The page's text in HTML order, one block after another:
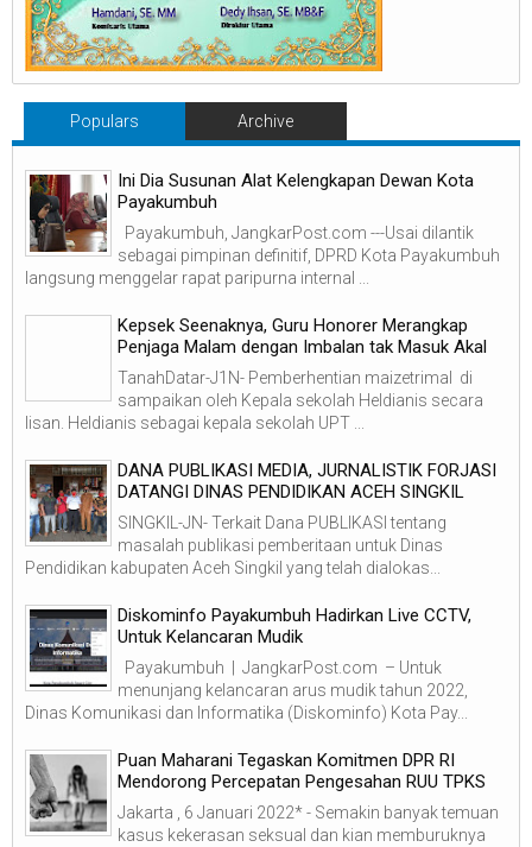
Populars Archive
Ini Dia Susunan Alat Kelengkapan Dewan Kota
Payakumbuh
Payakumbuh, JangkarPost.com ---Usai dilantik
sebagai pimpinan definitif, DPRD Kota Payakumbuh
langsung menggelar rapat paripurna internal ...
Kepsek Seenaknya, Guru Honorer Merangkap
Penjaga Malam dengan Imbalan tak Masuk Akal
TanahDatar-J1N- Pemberhentian maizetrimal di
sampaikan oleh Kepala sekolah Heldianis secara
lisan. Heldianis sebagai kepala sekolah UPT ...
DANA PUBLIKASI MEDIA, JURNALISTIK FORJASI
DATANGI DINAS PENDIDIKAN ACEH SINGKIL
SINGKIL-JN- Terkait Dana PUBLIKASI tentang
masalah publikasi pemberitaan untuk Dinas
Pendidikan kabupaten Aceh Singkil yang telah dialokas...
Diskominfo Payakumbuh Hadirkan Live CCTV,
Untuk Kelancaran Mudik
Payakumbuh | JangkarPost.com – Untuk
menunjang kelancaran arus mudik tahun 2022,
Dinas Komunikasi dan Informatika (Diskominfo) Kota Pay...
Puan Maharani Tegaskan Komitmen DPR RI
Mendorong Percepatan Pengesahan RUU TPKS
Jakarta , 6 Januari 2022* - Semakin banyak temuan
kasus kekerasan seksual dan kian memburuknya